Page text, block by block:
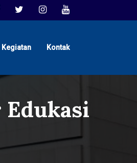
Kegiatan Kontak
Edukasi